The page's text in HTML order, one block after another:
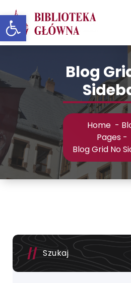
Otwórz pasek
to
Content
Blog
Home -
Pages-
Blog Grid No
Szukaj